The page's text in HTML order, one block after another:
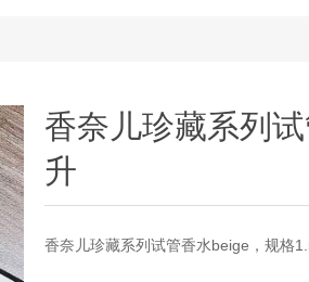
香奈儿珍藏系列
升
香奈儿珍藏系列试管香水beige，规格